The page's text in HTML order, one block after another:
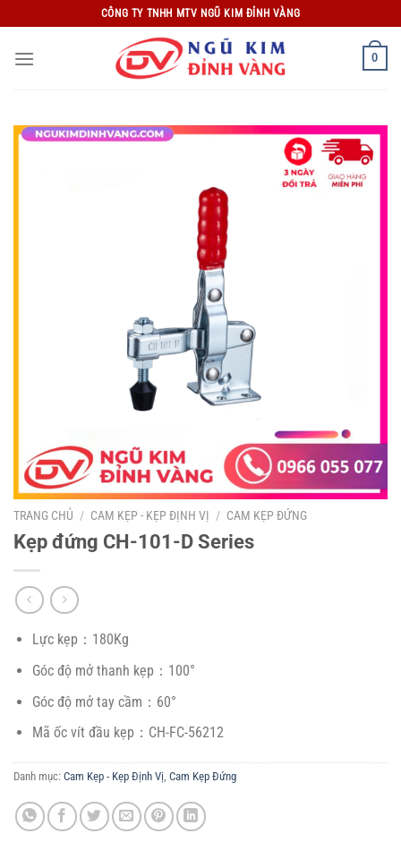
qua
nội
CÔNG TY TNHH MTV NGŨ KIM ĐỈNH VÀNG
0
TRANG CHỦ / CAM KẸP - KẸP ĐỊNH VỊ / CAM KẸP ĐỨNG
Kẹp đứng CH-101-D Series
Lực kẹp：180Kg
Góc độ mở thanh kẹp：100°
Góc độ mở tay cầm：60°
Mã ốc vít đầu kẹp：CH-FC-56212
Danh mục: Cam Kẹp - Kẹp Định Vị, Cam Kẹp Đứng